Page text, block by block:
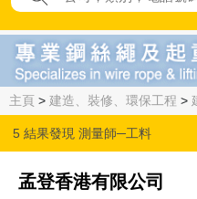
主頁 > 建造、裝修、環保工程 >
5 結果發現 測量師─工料
孟登香港有限公司